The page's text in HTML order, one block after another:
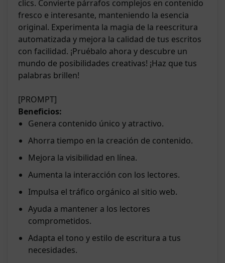
clics. Convierte párrafos complejos en contenido
fresco e interesante, manteniendo la esencia
original. Experimenta la magia de la reescritura
automatizada y mejora la calidad de tus escritos
con facilidad. ¡Pruébalo ahora y descubre un
mundo de posibilidades creativas! ¡Haz que tus
palabras brillen!
[PROMPT]
Beneficios:
Genera contenido único y atractivo.
Ahorra tiempo en la creación de contenido.
Mejora la visibilidad en línea.
Aumenta la interacción con los lectores.
Impulsa el tráfico orgánico al sitio web.
Ayuda a mantener a los lectores
comprometidos.
Adapta el tono y estilo de escritura a tus
necesidades.